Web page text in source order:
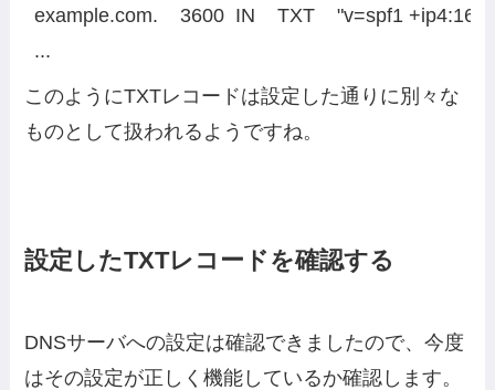
example.com.    3600  IN    TXT    "v=spf1
...
このようにTXTレコードは設定した通りに別々な
ものとして扱われるようですね。
設定したTXTレコードを確認する
DNSサーバへの設定は確認できましたので、今度
はその設定が正しく機能しているか確認します。